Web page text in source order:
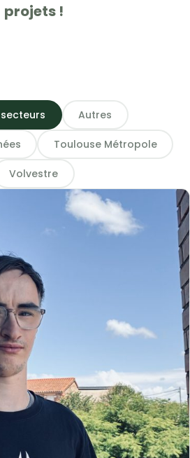
projets !
Autres
Toulouse Métropole
Volvestre